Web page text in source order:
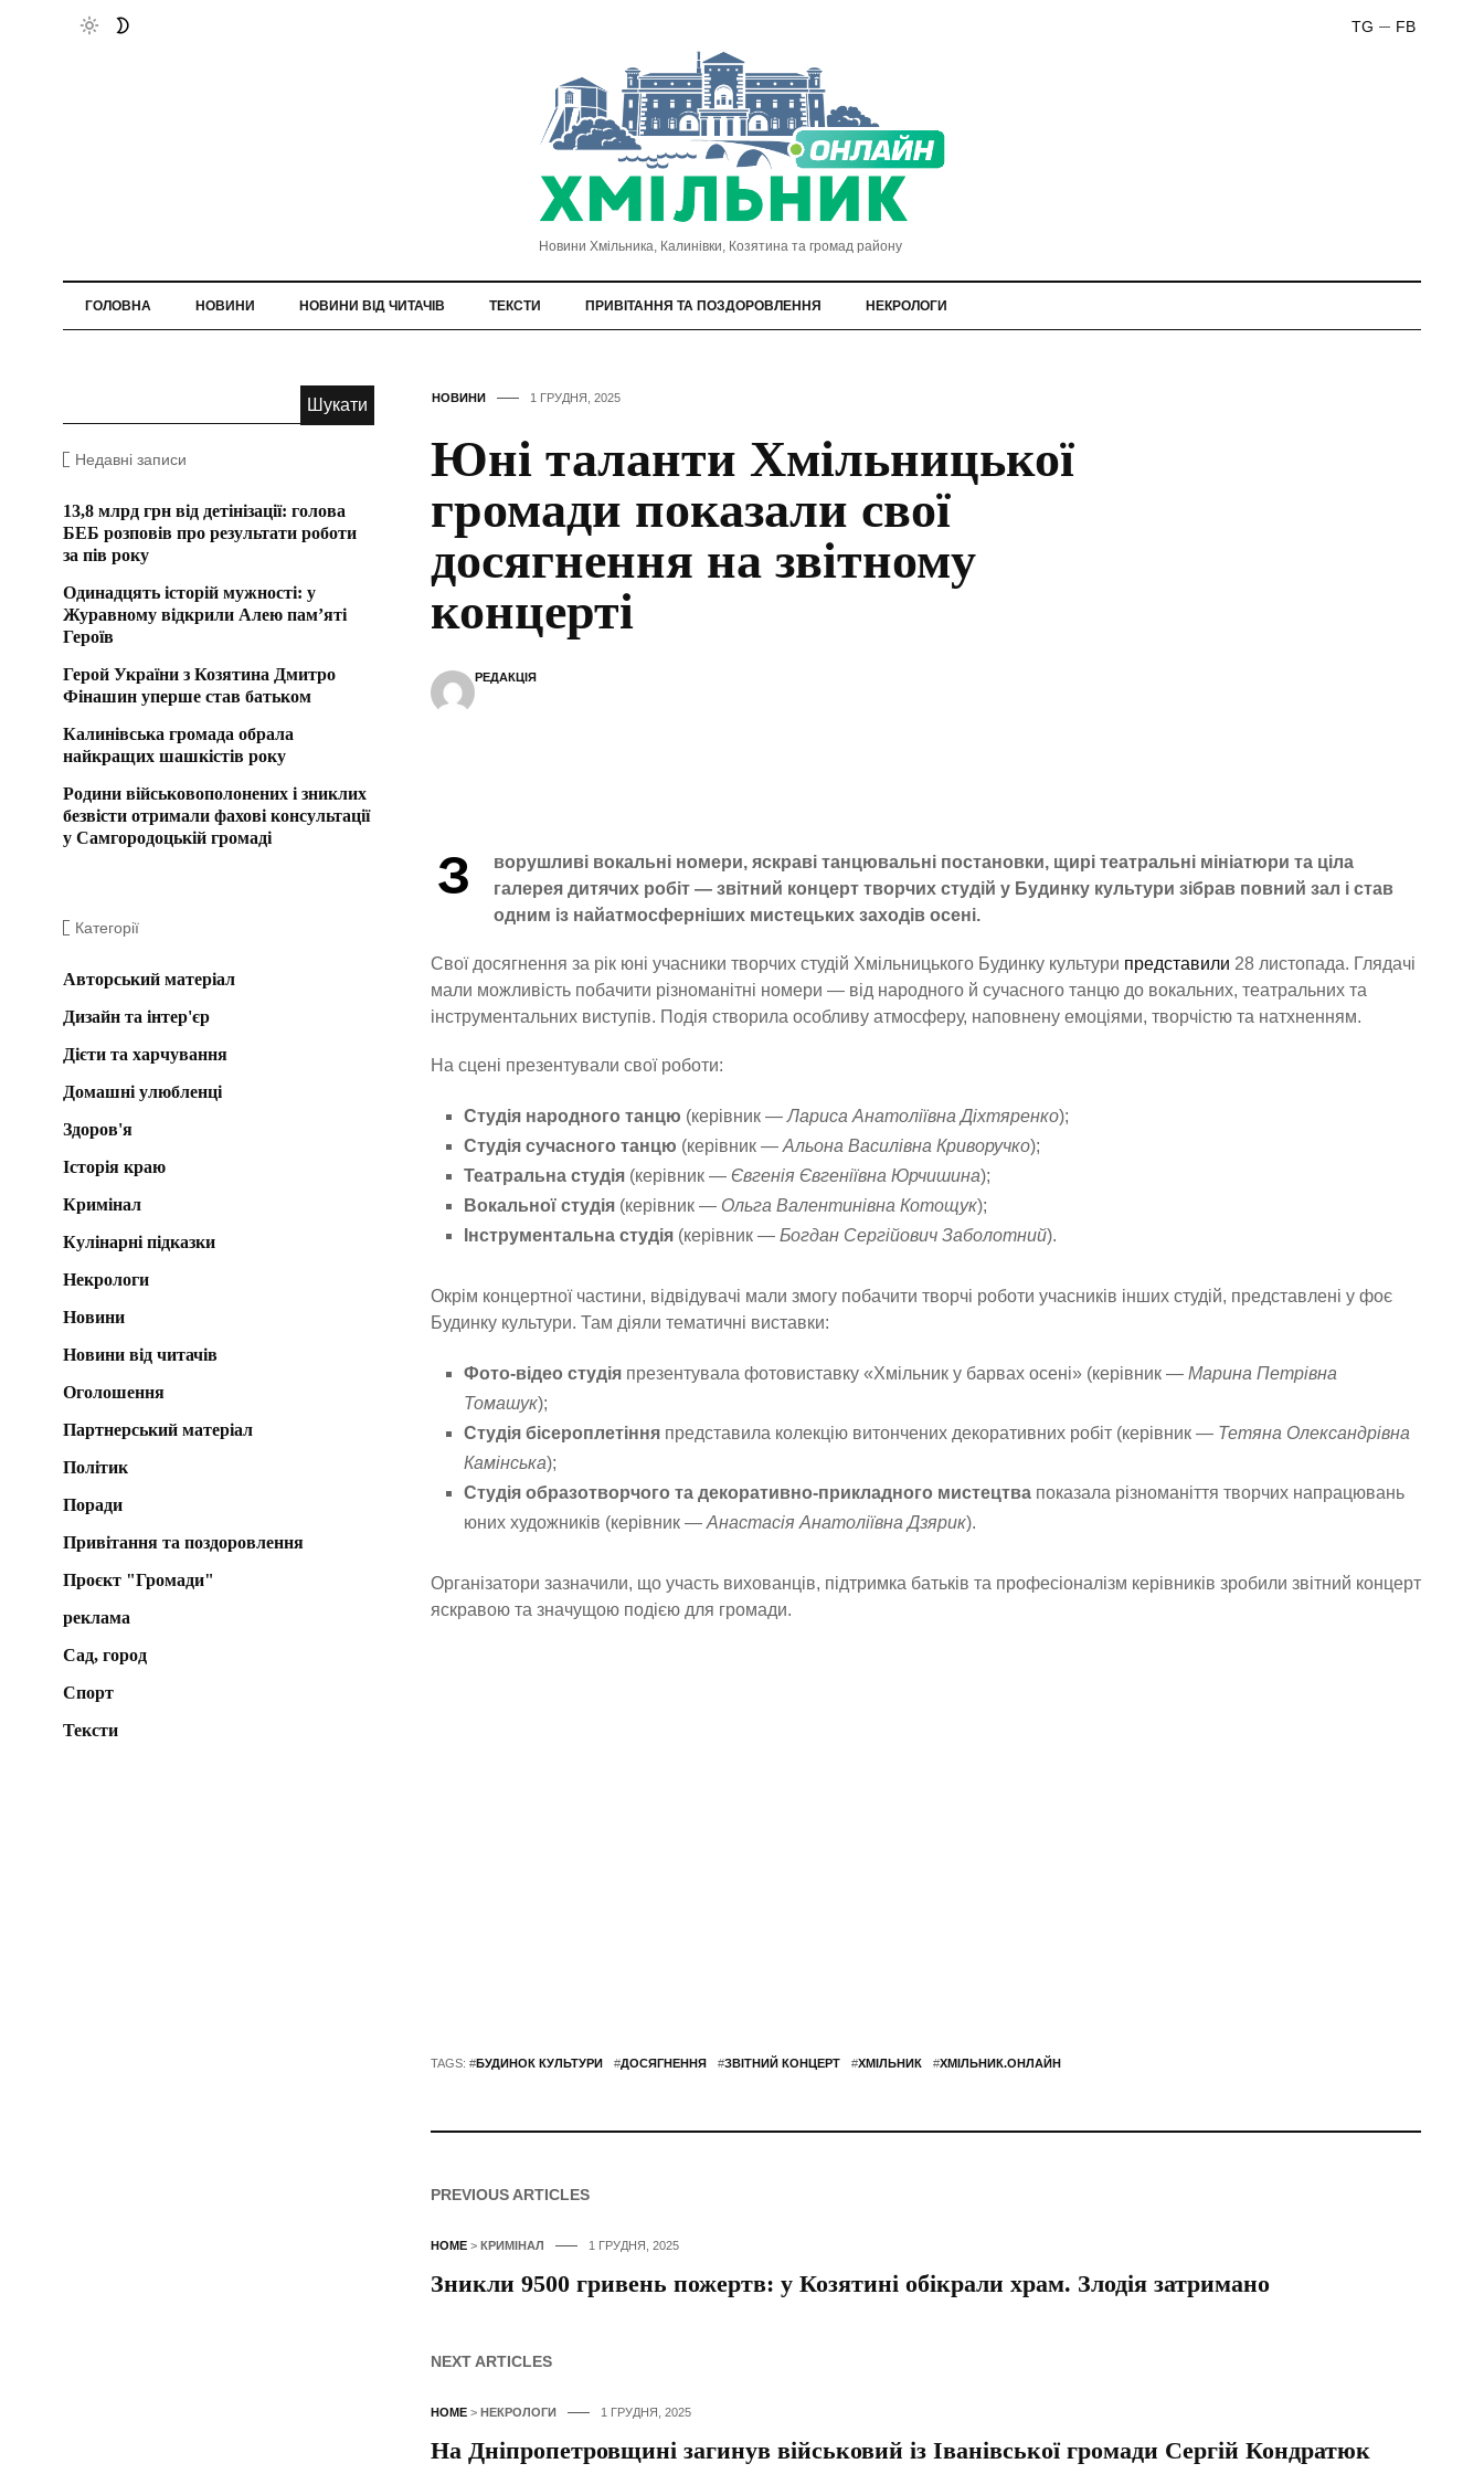
FB
TG
Новини Хмільника, Калинівки, Козятина та громад району
ГОЛОВНА НОВИНИ НОВИНИ ВІД ЧИТАЧІВ ТЕКСТИ ПРИВІТАННЯ ТА ПОЗДОРОВЛЕННЯ НЕКРОЛОГИ
НОВИНИ 1 ГРУДНЯ, 2025
Юні таланти Хмільницької
громади показали свої
досягнення на звітному
концерті
РЕДАКЦІЯ
З
ворушливі вокальні номери, яскраві танцювальні постановки, щирі театральні мініатюри та ціла
галерея дитячих робіт — звітний концерт творчих студій у Будинку культури зібрав повний зал і став
одним із найатмосферніших мистецьких заходів осені.
Свої досягнення за рік юні учасники творчих студій Хмільницького Будинку культури представили 28 листопада. Глядачі
мали можливість побачити різноманітні номери — від народного й сучасного танцю до вокальних, театральних та
інструментальних виступів. Подія створила особливу атмосферу, наповнену емоціями, творчістю та натхненням.
На сцені презентували свої роботи:
Студія народного танцю (керівник —Лариса Анатоліївна Діхтяренко);
Студія сучасного танцю (керівник — Альона Василівна Криворучко);
Театральна студія(керівник — Євгенія Євгеніївна Юрчишина);
Вокальної студія(керівник — Ольга Валентинівна Котощук);
Інструментальна студія(керівник — Богдан Сергійович Заболотний).
Окрім концертної частини, відвідувачі мали змогу побачити творчі роботи учасників інших студій, представлені у фоє
Будинку культури. Там діяли тематичні виставки:
Фото-відео студіяпрезентувала фотовиставку «Хмільник у барвах осені» (керівник — Марина Петрівна
Томашук);
Студія бісероплетінняпредставила колекцію витончених декоративних робіт (керівник — Тетяна Олександрівна
Камінська);
Студія образотворчого та декоративно-прикладного мистецтвапоказала різноманіття творчих напрацювань
юних художників (керівник — Анастасія Анатоліївна Дзярик).
Організатори зазначили, що участь вихованців, підтримка батьків та професіоналізм керівників зробили звітний концерт
яскравою та значущою подією для громади.
TAGS: #БУДИНОК КУЛЬТУРИ #ДОСЯГНЕННЯ #ЗВІТНИЙ КОНЦЕРТ #ХМІЛЬНИК #ХМІЛЬНИК.ОНЛАЙН
PREVIOUS ARTICLES
HOME> КРИМІНАЛ 1 ГРУДНЯ, 2025
Зникли 9500 гривень пожертв: у Козятині обікрали храм. Злодія затримано
NEXT ARTICLES
HOME> НЕКРОЛОГИ 1 ГРУДНЯ, 2025
На Дніпропетровщині загинув військовий із Іванівської громади Сергій Кондратюк
Недавні записи
13,8 млрд грн від детінізації: голова
БЕБ розповів про результати роботи
за пів року
Одинадцять історій мужності: у
Журавному відкрили Алею пам’яті
Героїв
Герой України з Козятина Дмитро
Фінашин уперше став батьком
Калинівська громада обрала
найкращих шашкістів року
Родини військовополонених і зниклих
безвісти отримали фахові консультації
у Самгородоцькій громаді
Категорії
Авторський матеріал
Дизайн та інтер'єр
Дієти та харчування
Домашні улюбленці
Здоров'я
Історія краю
Кримінал
Кулінарні підказки
Некрологи
Новини
Новини від читачів
Оголошення
Партнерський матеріал
Політик
Поради
Привітання та поздоровлення
Проєкт "Громади"
реклама
Сад, город
Спорт
Тексти